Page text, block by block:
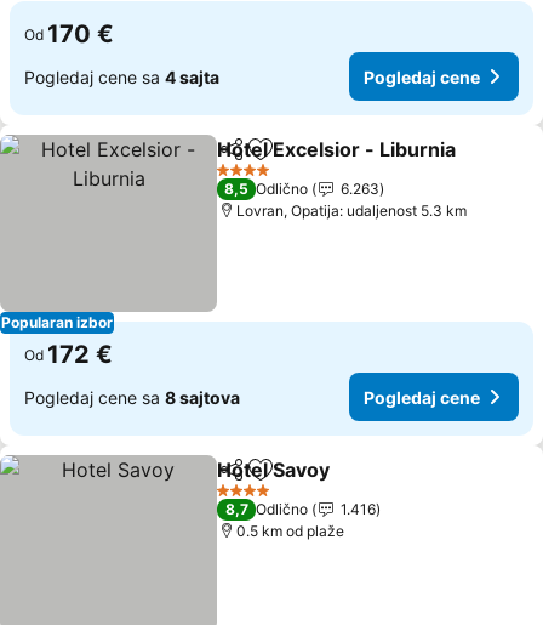
Od 170 €
Pogledaj cene sa 4 sajta Pogledaj cene
Popularan izbor
Deli Dodati u favorite
Hotel Excelsior - Liburnia
4 Zvezdice
8,5 Odlično
6.263
Lovran, Opatija: udaljenost 5.3 km
Od 172 €
Pogledaj cene sa 8 sajtova Pogledaj cene
Deli Dodati u favorite
Hotel Savoy
4 Zvezdice
8,7 Odlično
1.416
0.5 km od plaže